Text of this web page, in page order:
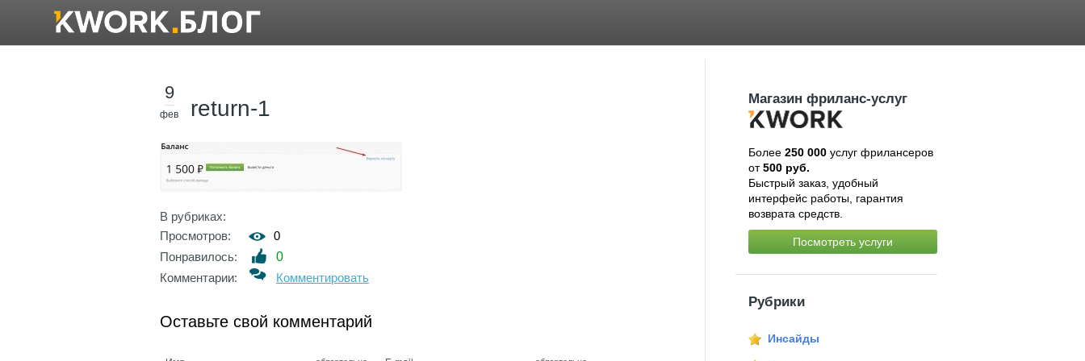
9
фев return-1
В рубриках:
Просмотров:
0
Понравилось:
0
Комментарии:
Комментировать
Оставьте свой комментарий
Магазин фриланс-услуг
Более 250 000услуг фрилансеров
от500 руб.
Быстрый заказ, удобный
интерфейс работы, гарантия
возврата средств.
Посмотреть услуги
Рубрики
Инсайды